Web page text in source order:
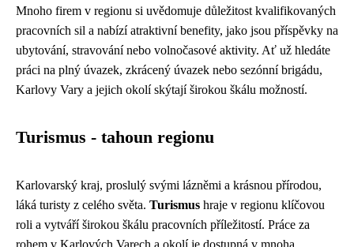
Mnoho firem v regionu si uvědomuje důležitost kvalifikovaných
pracovních sil a nabízí atraktivní benefity, jako jsou příspěvky na
ubytování, stravování nebo volnočasové aktivity. Ať už hledáte
práci na plný úvazek, zkrácený úvazek nebo sezónní brigádu,
Karlovy Vary a jejich okolí skýtají širokou škálu možností.
Turismus - tahoun regionu
Karlovarský kraj, proslulý svými lázněmi a krásnou přírodou,
láká turisty z celého světa. Turismus hraje v regionu klíčovou
roli a vytváří širokou škálu pracovních příležitostí. Práce za
rohem v Karlových Varech a okolí je dostupná v mnoha